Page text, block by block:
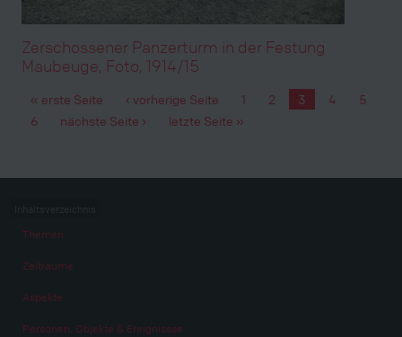
Zerschossener Panzerturm in der Festung
Maubeuge, Foto, 1914/15
Seiten
« erste Seite ‹ vorherige Seite 1 2 3 4
5
6
nächste Seite › letzte Seite »
Themen
Zeiträume
Aspekte
Personen, Objekte & Ereignissse